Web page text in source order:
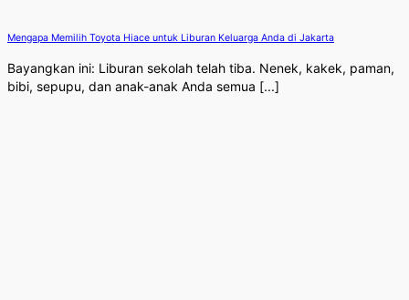
Mengapa Memilih Toyota Hiace untuk Liburan Keluarga Anda di Jakarta
Bayangkan ini: Liburan sekolah telah tiba. Nenek, kakek, paman,
bibi, sepupu, dan anak-anak Anda semua [...]